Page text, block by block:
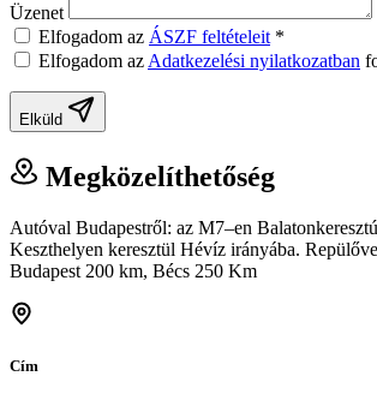
Üzenet
Elfogadom az ÁSZF feltételeit *
Elfogadom az Adatkezelési nyilatkozatban
Elküld
Megközelíthetőség
Autóval Budapestről: az M7–en
Keszthelyen keresztül Hévíz irányába.
Budapest 200 km, Bécs 250 Km
Cím